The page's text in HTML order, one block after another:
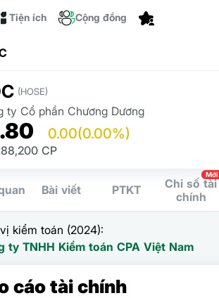
Tiện ích Cộng đồng
(HOSE)
ty Cổ phần Chương Dương
0.00(0.00%)
CP
Bài viết PTKT
Chỉ số tài
chính
Mới
kiểm toán (2024):
ty TNHH Kiểm toán CPA Việt Nam
cáo tài chính